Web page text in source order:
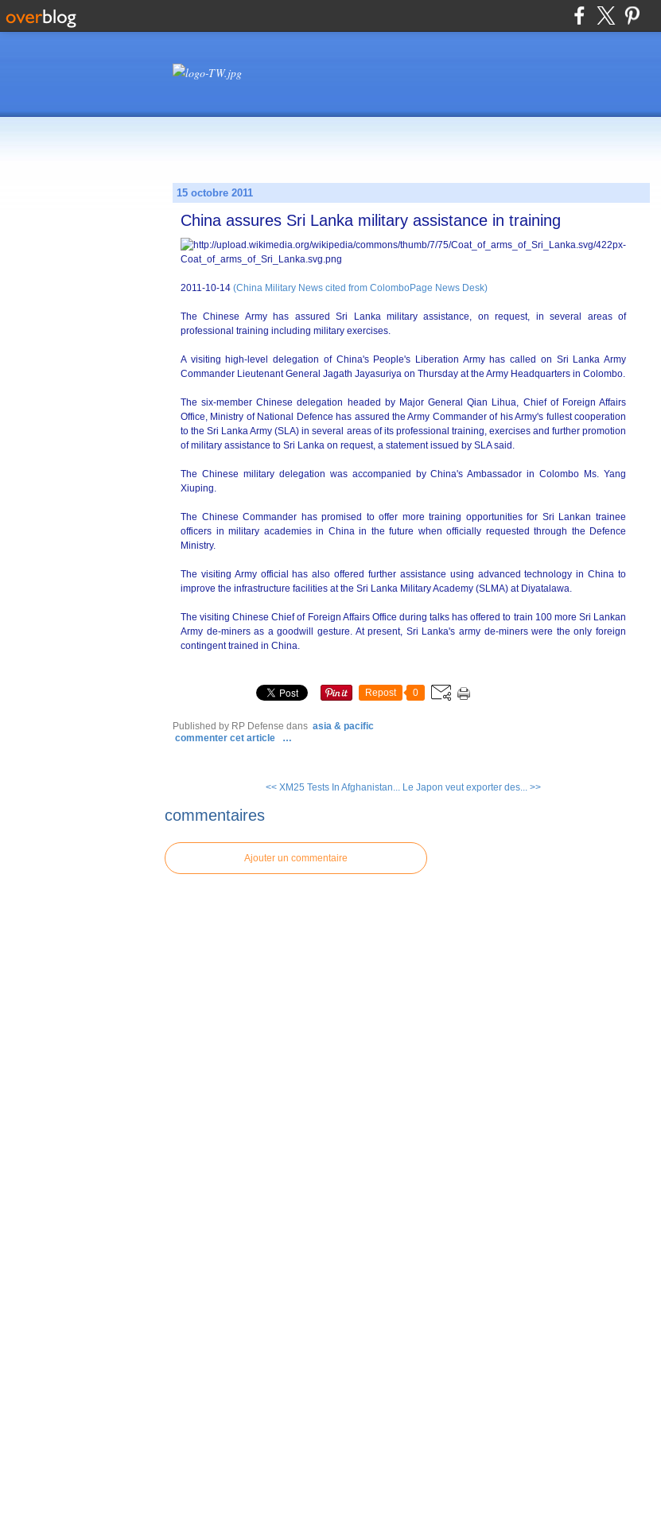
15 octobre 2011
China assures Sri Lanka military assistance in training
2011-10-14 (China Military News cited from ColomboPage News Desk)
The Chinese Army has assured Sri Lanka military assistance, on request, in several areas of
professional training including military exercises.
A visiting high-level delegation of China's People's Liberation Army has called on Sri Lanka Army
Commander Lieutenant General Jagath Jayasuriya on Thursday at the Army Headquarters in Colombo.
The six-member Chinese delegation headed by Major General Qian Lihua, Chief of Foreign Affairs
Office, Ministry of National Defence has assured the Army Commander of his Army's fullest cooperation
to the Sri Lanka Army (SLA) in several areas of its professional training, exercises and further promotion
of military assistance to Sri Lanka on request, a statement issued by SLA said.
The Chinese military delegation was accompanied by China's Ambassador in Colombo Ms. Yang
Xiuping.
The Chinese Commander has promised to offer more training opportunities for Sri Lankan trainee
officers in military academies in China in the future when officially requested through the Defence
Ministry.
The visiting Army official has also offered further assistance using advanced technology in China to
improve the infrastructure facilities at the Sri Lanka Military Academy (SLMA) at Diyatalawa.
The visiting Chinese Chief of Foreign Affairs Office during talks has offered to train 100 more Sri Lankan
Army de-miners as a goodwill gesture. At present, Sri Lanka's army de-miners were the only foreign
contingent trained in China.
Repost 0
Published by RP Defense dans asia & pacific
commenter cet article
…
<< XM25 Tests In Afghanistan... Le Japon veut exporter des... >>
commentaires
Ajouter un commentaire